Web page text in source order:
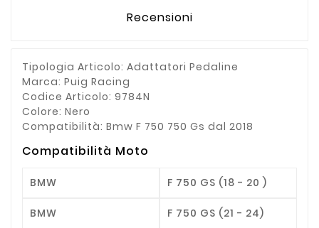
Recensioni
Tipologia Articolo: Adattatori Pedaline
Marca: Puig Racing
Codice Articolo: 9784N
Colore: Nero
Compatibilità: Bmw F 750 750 Gs dal 2018
Compatibilità Moto
BMW F 750 GS (18 - 20 )
BMW F 750 GS (21 - 24)